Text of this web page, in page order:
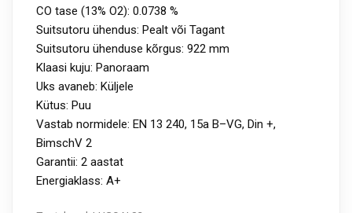
CO tase (13% O2): 0.0738 %
Suitsutoru ühendus: Pealt või Tagant
Suitsutoru ühenduse kõrgus: 922 mm
Klaasi kuju: Panoraam
Uks avaneb: Küljele
Kütus: Puu
Vastab normidele: EN 13 240, 15a B–VG, Din +,
BimschV 2
Garantii: 2 aastat
Energiaklass: A+